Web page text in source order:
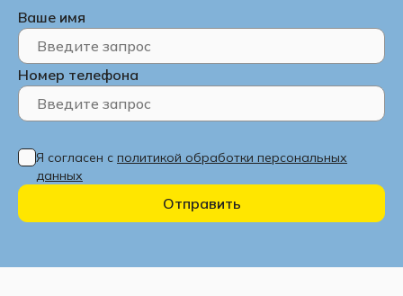
Ваше имя
Номер телефона
Я согласен с политикой обработки персональных
данных
Отправить